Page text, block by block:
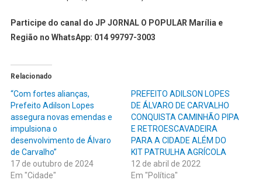
Participe do canal do JP JORNAL O POPULAR Marília e
Região no WhatsApp: 014 99797-3003
Relacionado
“Com fortes alianças,
Prefeito Adilson Lopes
assegura novas emendas e
impulsiona o
desenvolvimento de Álvaro
de Carvalho”
17 de outubro de 2024
Em "Cidade"
PREFEITO ADILSON LOPES
DE ÁLVARO DE CARVALHO
CONQUISTA CAMINHÃO PIPA
E RETROESCAVADEIRA
PARA A CIDADE ALÉM DO
KIT PATRULHA AGRÍCOLA
12 de abril de 2022
Em "Política"